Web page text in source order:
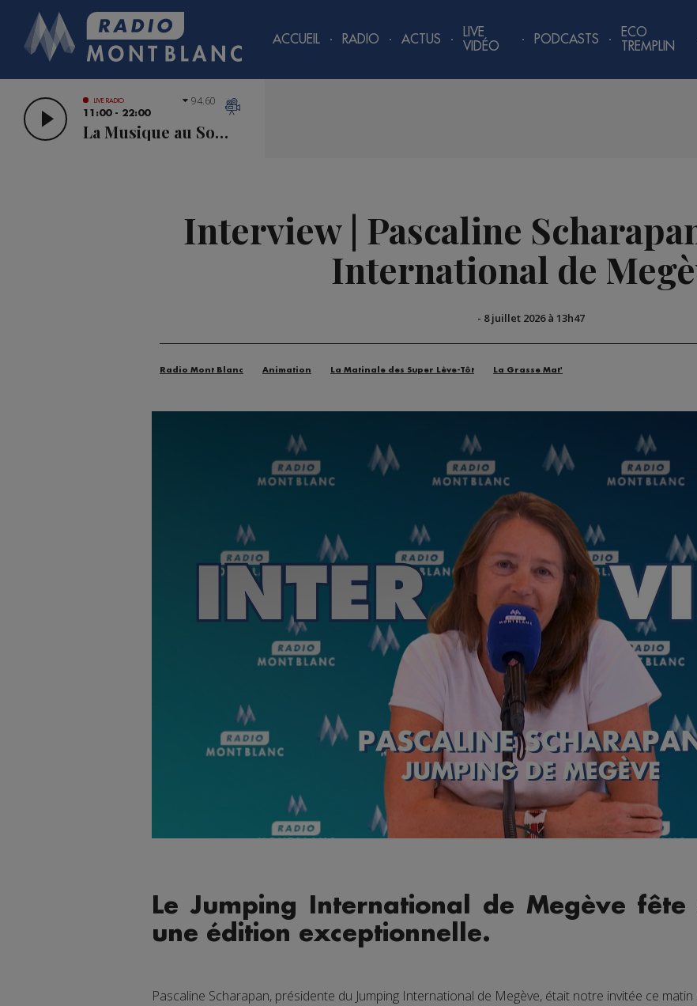
ACCUEIL RADIO ACTUS
LIVE
VIDÉO
PODCASTS
ECO
TREMPLIN
LIVE RADIO
11:00 - 22:00
La Musique au Sommet
94.60
Interview | Pascaline
International de
- 8 juillet 2026 à 13h47
Radio Mont Blanc Animation La Matinale des Super Lève-Tôt La Grasse Mat'
Le Jumping International de Megève
une édition exceptionnelle.
Pascaline Scharapan, présidente du Jumping International de Megève, était notre invitée ce